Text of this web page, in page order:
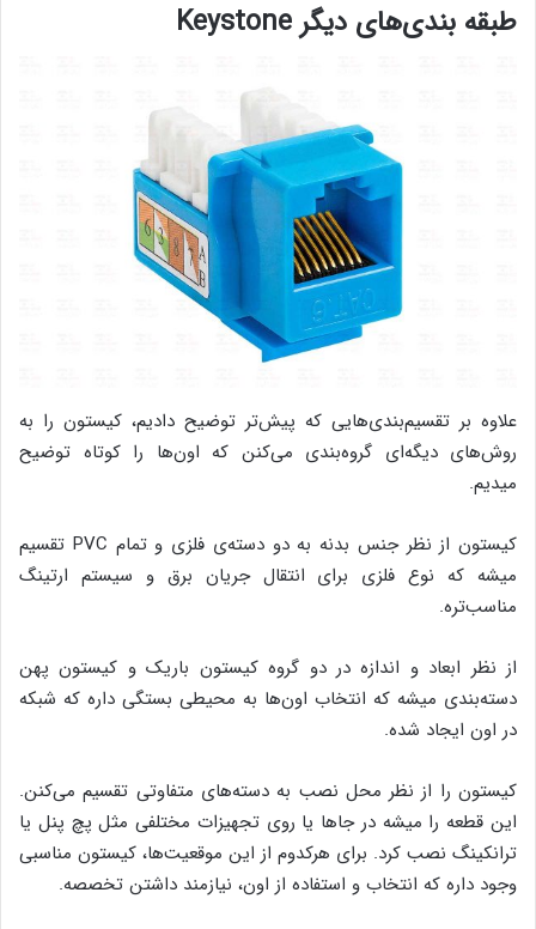
طبقه بندی‌های دیگر Keystone
علاوه بر تقسیم‌بندی‌هایی که پیش‌تر توضیح دادیم، کیستون را به
روش‌های دیگه‌ای گروه‌بندی می‌کنن که اون‌ها را کوتاه توضیح
میدیم.
کیستون از نظر جنس بدنه به دو دسته‌ی فلزی و تمام PVC تقسیم
میشه که نوع فلزی برای انتقال جریان برق و سیستم ارتینگ
مناسب‌تره.
از نظر ابعاد و اندازه در دو گروه کیستون باریک و کیستون پهن
دسته‌بندی میشه که انتخاب اون‌ها به محیطی بستگی داره که شبکه
در اون ایجاد شده.
کیستون را از نظر محل نصب به دسته‌های متفاوتی تقسیم می‌کنن.
این قطعه را میشه در جاها یا روی تجهیزات مختلفی مثل پچ پنل یا
ترانکینگ نصب کرد. برای هرکدوم از این موقعیت‌ها، کیستون مناسبی
وجود داره که انتخاب و استفاده از اون، نیازمند داشتن تخصصه.